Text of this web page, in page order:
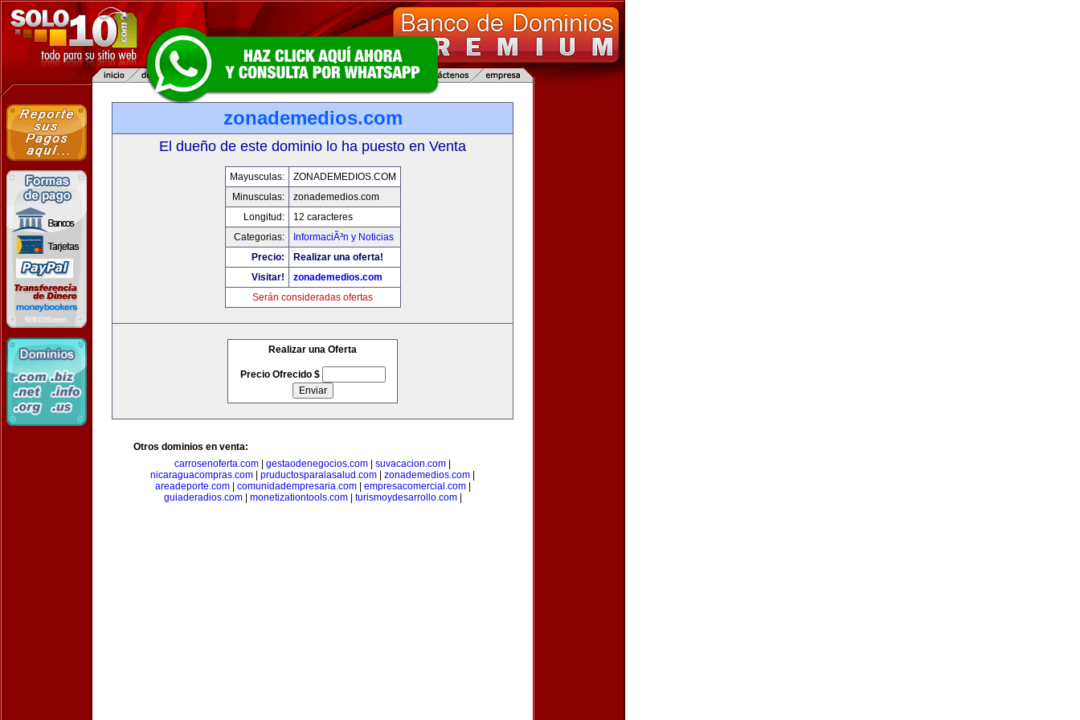
zonademedios.com
El dueño de este dominio lo ha puesto en Venta
Mayusculas:
ZONADEMEDIOS.COM
Minusculas:
zonademedios.com
Longitud:
12 caracteres
Categorias:
InformaciÃ³n y Noticias
Precio:
Realizar una oferta!
Visitar!
zonademedios.com
Serán consideradas ofertas
Realizar una Oferta
Precio Ofrecido $
Otros dominios en venta:
carrosenoferta.com
gestaodenegocios.com suvacacion.com
nicaraguacompras.com
pruductosparalasalud.com zonademedios.com
areadeporte.com| comunidadempresaria.com| empresacomercial.com|
guiaderadios.com| monetizationtools.com| turismoydesarrollo.com|